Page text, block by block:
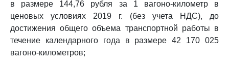
в размере 144,76 рубля за 1 вагоно-километр в
ценовых условиях 2019 г. (без учета НДС), до
достижения общего объема транспортной работы в
течение календарного года в размере 42 170 025
вагоно-километров;